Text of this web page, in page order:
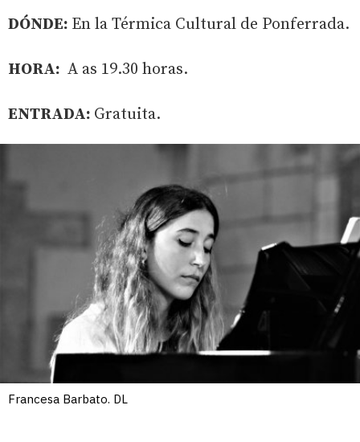
DÓNDE: En la Térmica Cultural de Ponferrada.
HORA: A as 19.30 horas.
ENTRADA: Gratuita.
Francesa Barbato. DL